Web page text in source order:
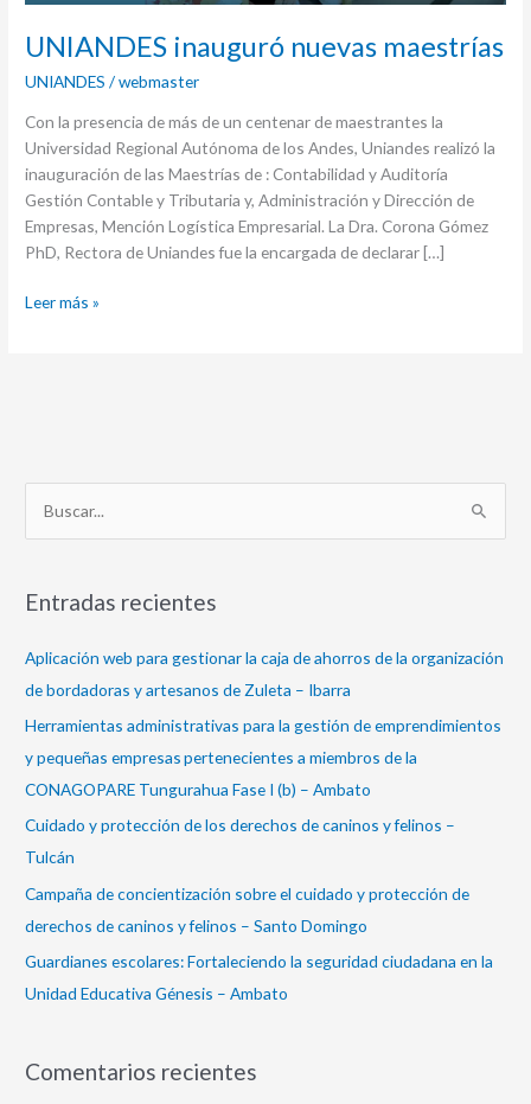
UNIANDES inauguró nuevas maestrías
UNIANDES /webmaster
Con la presencia de más de un centenar de maestrantes la
Universidad Regional Autónoma de los Andes, Uniandes realizó la
inauguración de las Maestrías de : Contabilidad y Auditoría
Gestión Contable y Tributaria y, Administración y Dirección de
Empresas, Mención Logística Empresarial. La Dra. Corona Gómez
PhD, Rectora de Uniandes fue la encargada de declarar […]
Leer más »
c
r
Entradas recientes
Aplicación web para gestionar la caja de ahorros de la organización
de bordadoras y artesanos de Zuleta – Ibarra
Herramientas administrativas para la gestión de emprendimientos
y pequeñas empresas pertenecientes a miembros de la
CONAGOPARE Tungurahua Fase I (b) – Ambato
Cuidado y protección de los derechos de caninos y felinos –
Tulcán
Campaña de concientización sobre el cuidado y protección de
derechos de caninos y felinos – Santo Domingo
Guardianes escolares: Fortaleciendo la seguridad ciudadana en la
Unidad Educativa Génesis – Ambato
Comentarios recientes